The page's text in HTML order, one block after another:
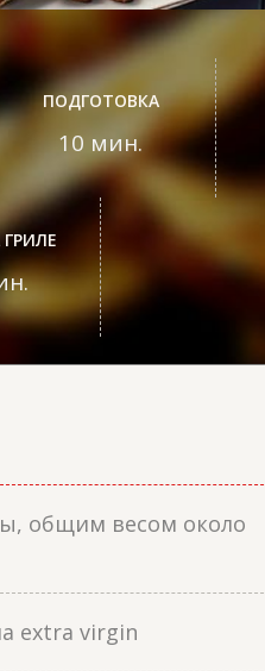
ПОДГОТОВКА
10 мин.
общим весом около
extra virgin